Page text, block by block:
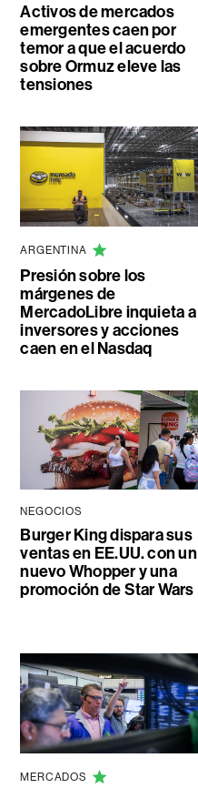
Activos de mercados
emergentes caen por
temor a que el acuerdo
sobre Ormuz eleve las
tensiones
ARGENTINA
Presión sobre los
márgenes de
MercadoLibre inquieta a
inversores y acciones
caen en el Nasdaq
NEGOCIOS
Burger King dispara sus
ventas en EE.UU. con un
nuevo Whopper y una
promoción de Star Wars
MERCADOS